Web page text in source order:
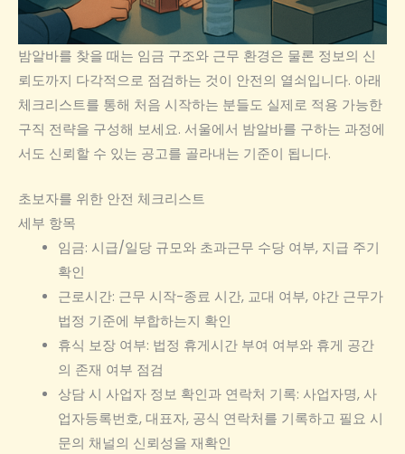
밤알바를 찾을 때는 임금 구조와 근무 환경은 물론 정보의 신
뢰도까지 다각적으로 점검하는 것이 안전의 열쇠입니다. 아래
체크리스트를 통해 처음 시작하는 분들도 실제로 적용 가능한
구직 전략을 구성해 보세요. 서울에서 밤알바를 구하는 과정에
서도 신뢰할 수 있는 공고를 골라내는 기준이 됩니다.
초보자를 위한 안전 체크리스트
세부 항목
임금: 시급/일당 규모와 초과근무 수당 여부, 지급 주기
확인
근로시간: 근무 시작-종료 시간, 교대 여부, 야간 근무가
법정 기준에 부합하는지 확인
휴식 보장 여부: 법정 휴게시간 부여 여부와 휴게 공간
의 존재 여부 점검
상담 시 사업자 정보 확인과 연락처 기록: 사업자명, 사
업자등록번호, 대표자, 공식 연락처를 기록하고 필요 시
문의 채널의 신뢰성을 재확인